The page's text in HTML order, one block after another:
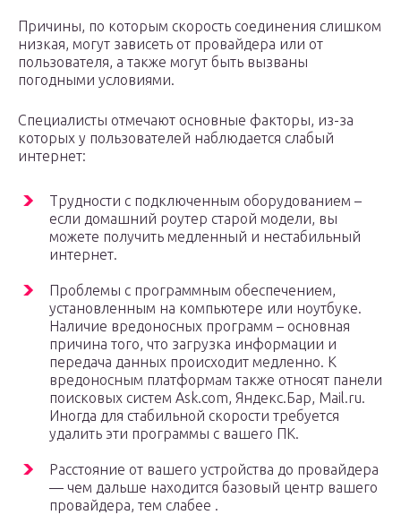
Причины, по которым скорость соединения слишком
низкая, могут зависеть от провайдера или от
пользователя, а также могут быть вызваны
погодными условиями.
Специалисты отмечают основные факторы, из-за
которых у пользователей наблюдается слабый
интернет:
Трудности с подключенным оборудованием –
если домашний роутер старой модели, вы
можете получить медленный и нестабильный
интернет.
Проблемы с программным обеспечением,
установленным на компьютере или ноутбуке.
Наличие вредоносных программ – основная
причина того, что загрузка информации и
передача данных происходит медленно. К
вредоносным платформам также относят панели
поисковых систем Ask.com, Яндекс.Бар, Mail.ru.
Иногда для стабильной скорости требуется
удалить эти программы с вашего ПК.
Расстояние от вашего устройства до провайдера
— чем дальше находится базовый центр вашего
провайдера, тем слабее .